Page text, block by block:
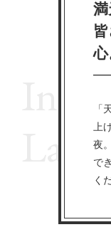
「
上
夜
で
く
In
La